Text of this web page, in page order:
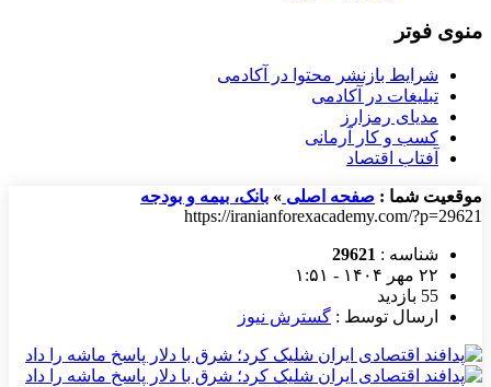
منوی فوتر
شرایط بازنشر محتوا در آکادمی
تبلیغات در آکادمی
مدیای رمزارز
کسب و کار آرمانی
آفتاب اقتصاد
موقعیت شما : صفحه اصلی » بانک، بیمه و بودجه
https://iranianforexacademy.com/?p=29621
شناسه : 29621
۲۲ مهر ۱۴۰۴ - ۱:۵۱
55 بازدید
ارسال توسط : گسترش نیوز